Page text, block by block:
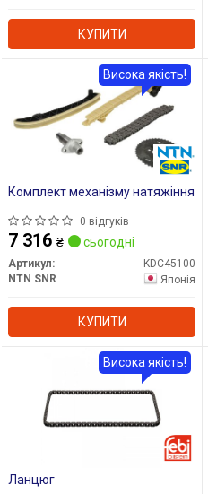
КУПИТИ
Комплект механізму натяжіння
0 відгуків
7 316 ₴ сьогодні
Артикул:
KDC45100
NTN SNR
Японія
КУПИТИ
Висока якість!
Ланцюг
Висока якість!